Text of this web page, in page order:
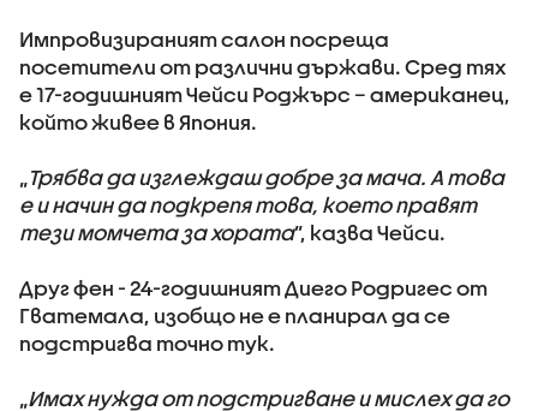
Импровизираният салон посреща
посетители от различни държави. Сред тях
е 17-годишният Чейси Роджърс – американец,
който живее в Япония.
„Трябва да изглеждаш добре за мача. А това
е и начин да подкрепя това, което правят
тези момчета за хората”, казва Чейси.
Друг фен - 24-годишният Диего Родригес от
Гватемала, изобщо не е планирал да се
подстригва точно тук.
„Имах нужда от подстригване и мислех да го